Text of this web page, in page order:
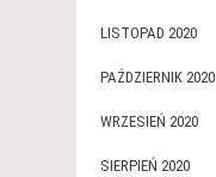
LISTOPAD 2020
PAŹDZIERNIK 2020
WRZESIEŃ 2020
SIERPIEŃ 2020